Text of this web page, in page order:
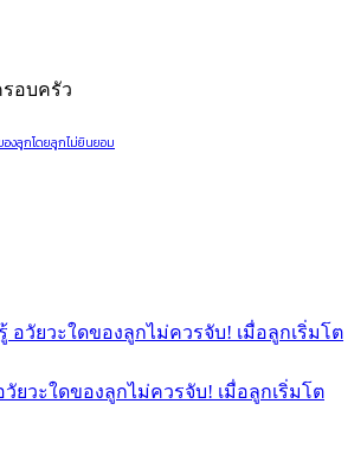
อบครัว
งลูกโดยลูกไม่ยินยอม
วะใดของลูกไม่ควรจับ! เมื่อลูกเริ่มโต